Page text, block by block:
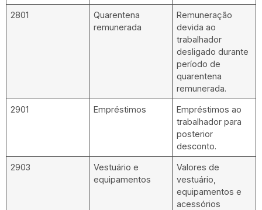
2801
Quarentena
remunerada
Remuneração
devida ao
trabalhador
desligado durante
período de
quarentena
remunerada.
2901 Empréstimos
Empréstimos ao
trabalhador para
posterior
desconto.
2903
Vestuário e
equipamentos
Valores de
vestuário,
equipamentos e
acessórios